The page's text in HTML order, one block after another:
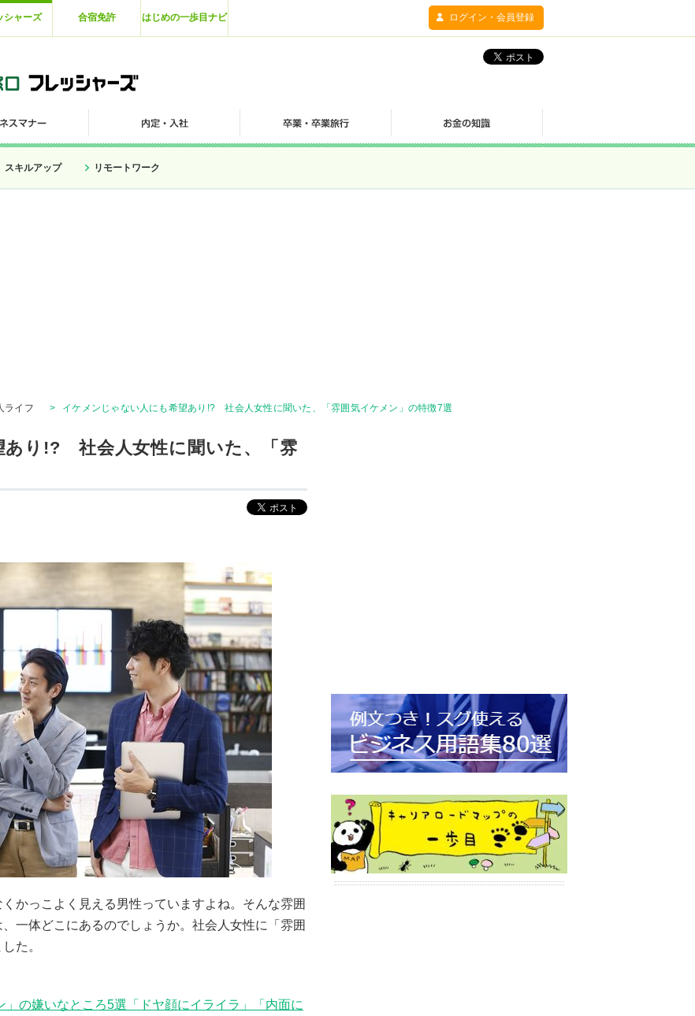
シャーズ 合宿免許 はじめの一歩目ナビ ログイン・会員登録
スキルアップ リモートワーク
ライフ > イケメンじゃない人にも希望あり!? 社会人女性に聞いた、「雰囲気イケメン」の特徴7選
あり!? 社会人女性に聞いた、「雰
かっこよく見える男性っていますよね。そんな雰囲
一体どこにあるのでしょうか。社会人女性に「雰囲
た。
の嫌いなところ5選「ドヤ顔にイライラ」「内面に